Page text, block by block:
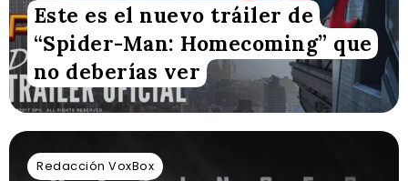
Este es el nuevo tráiler de
“Spider-Man: Homecoming” que
no deberías ver
Redacción VoxBox